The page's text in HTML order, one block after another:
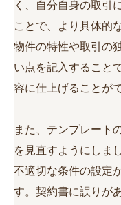
く、自分自身の取引
ことで、より具体的
物件の特性や取引の
い点を記入すること
容に仕上げることが
また、テンプレート
を見直すようにしま
不適切な条件の設定
す。契約書に誤りが